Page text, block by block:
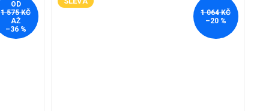
OD
1 575 KČ
AŽ
–36 %
1 064 KČ
–20 %